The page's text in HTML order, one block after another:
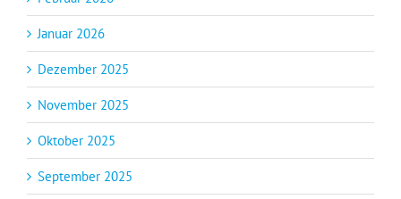
Januar 2026
Dezember 2025
November 2025
Oktober 2025
September 2025